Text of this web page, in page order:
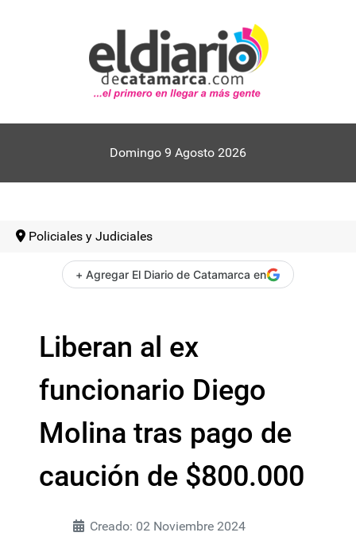
Domingo 9 Agosto 2026
Policiales y Judiciales
+ Agregar El Diario de Catamarca en
Liberan al ex
funcionario Diego
Molina tras pago de
caución de $800.000
Creado: 02 Noviembre 2024